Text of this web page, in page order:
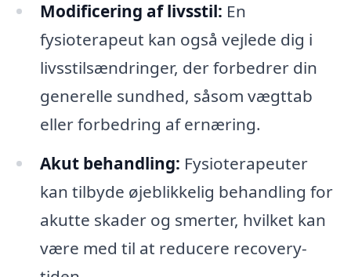
Modificering af livsstil: En
fysioterapeut kan også vejlede dig i
livsstilsændringer, der forbedrer din
generelle sundhed, såsom vægttab
eller forbedring af ernæring.
Akut behandling: Fysioterapeuter
kan tilbyde øjeblikkelig behandling for
akutte skader og smerter, hvilket kan
være med til at reducere recovery-